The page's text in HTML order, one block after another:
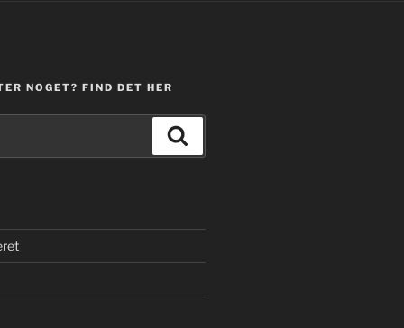
NOGET? FIND DET HER